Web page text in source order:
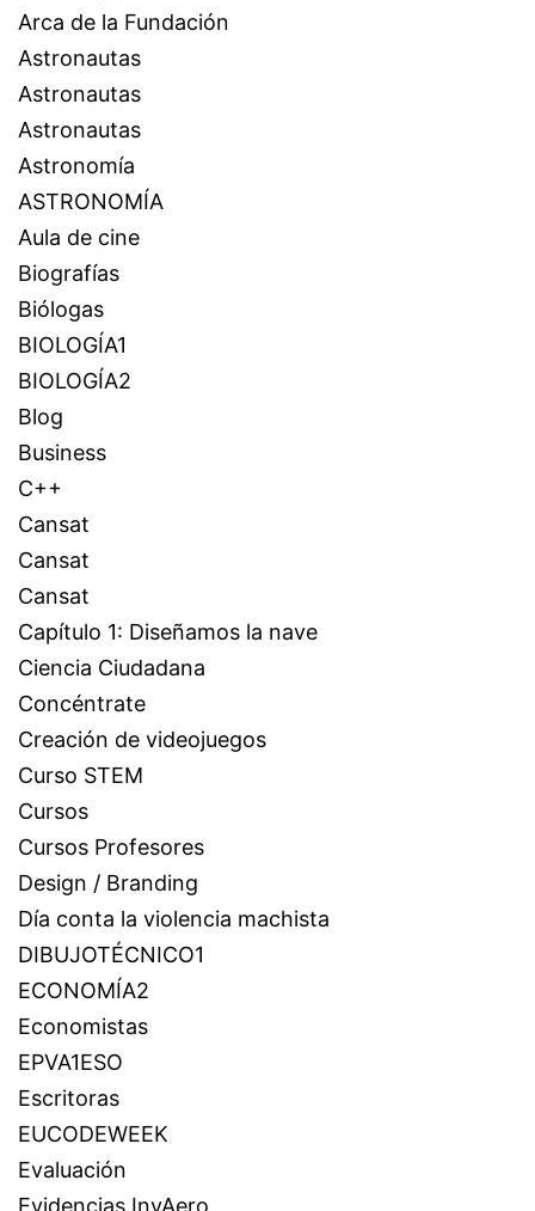
Arca de la Fundación
Astronautas
Astronautas
Astronautas
Astronomía
ASTRONOMÍA
Aula de cine
Biografías
Biólogas
BIOLOGÍA1
BIOLOGÍA2
Blog
Business
C++
Cansat
Cansat
Cansat
Capítulo 1: Diseñamos la nave
Ciencia Ciudadana
Concéntrate
Creación de videojuegos
Curso STEM
Cursos
Cursos Profesores
Design / Branding
Día conta la violencia machista
DIBUJOTÉCNICO1
ECONOMÍA2
Economistas
EPVA1ESO
Escritoras
EUCODEWEEK
Evaluación
Evidencias InvAero